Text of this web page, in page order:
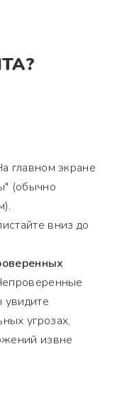
главном экране
(обычно
вниз до
увидите
угрозах,
извне